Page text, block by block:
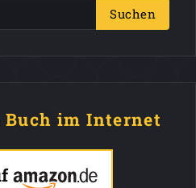
Suchen
Buch im Internet